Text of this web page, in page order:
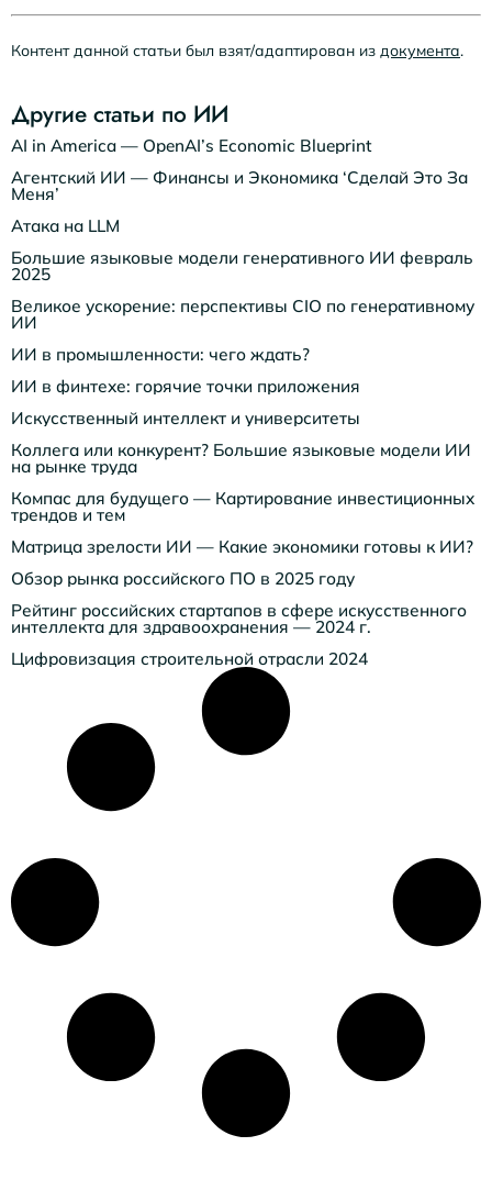
Другие статьи по ИИ
AI in America — OpenAI’s Economic Blueprint
Агентский ИИ — Финансы и Экономика ‘Сделай Это За
Меня’
Атака на LLM
Большие языковые модели генеративного ИИ февраль
2025
Великое ускорение: перспективы CIO по генеративному
ИИ
ИИ в промышленности: чего ждать?
ИИ в финтехе: горячие точки приложения
Искусственный интеллект и университеты
Коллега или конкурент? Большие языковые модели ИИ
на рынке труда
Компас для будущего — Картирование инвестиционных
трендов и тем
Матрица зрелости ИИ — Какие экономики готовы к ИИ?
Обзор рынка российского ПО в 2025 году
Рейтинг российских стартапов в сфере искусственного
интеллекта для здравоохранения — 2024 г.
Цифровизация строительной отрасли 2024
Контент данной статьи был взят/адаптирован из документа.